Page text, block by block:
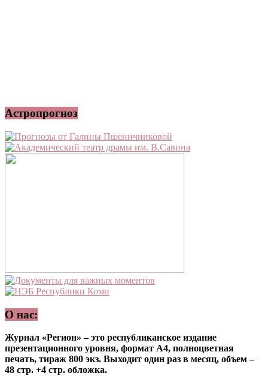
Астропрогноз
О нас:
Журнал «Регион» – это республиканское издание
презентационного уровня, формат А4, полноцветная
печать, тираж 800 экз. Выходит один раз в месяц, объем –
48 стр. +4 стр. обложка.